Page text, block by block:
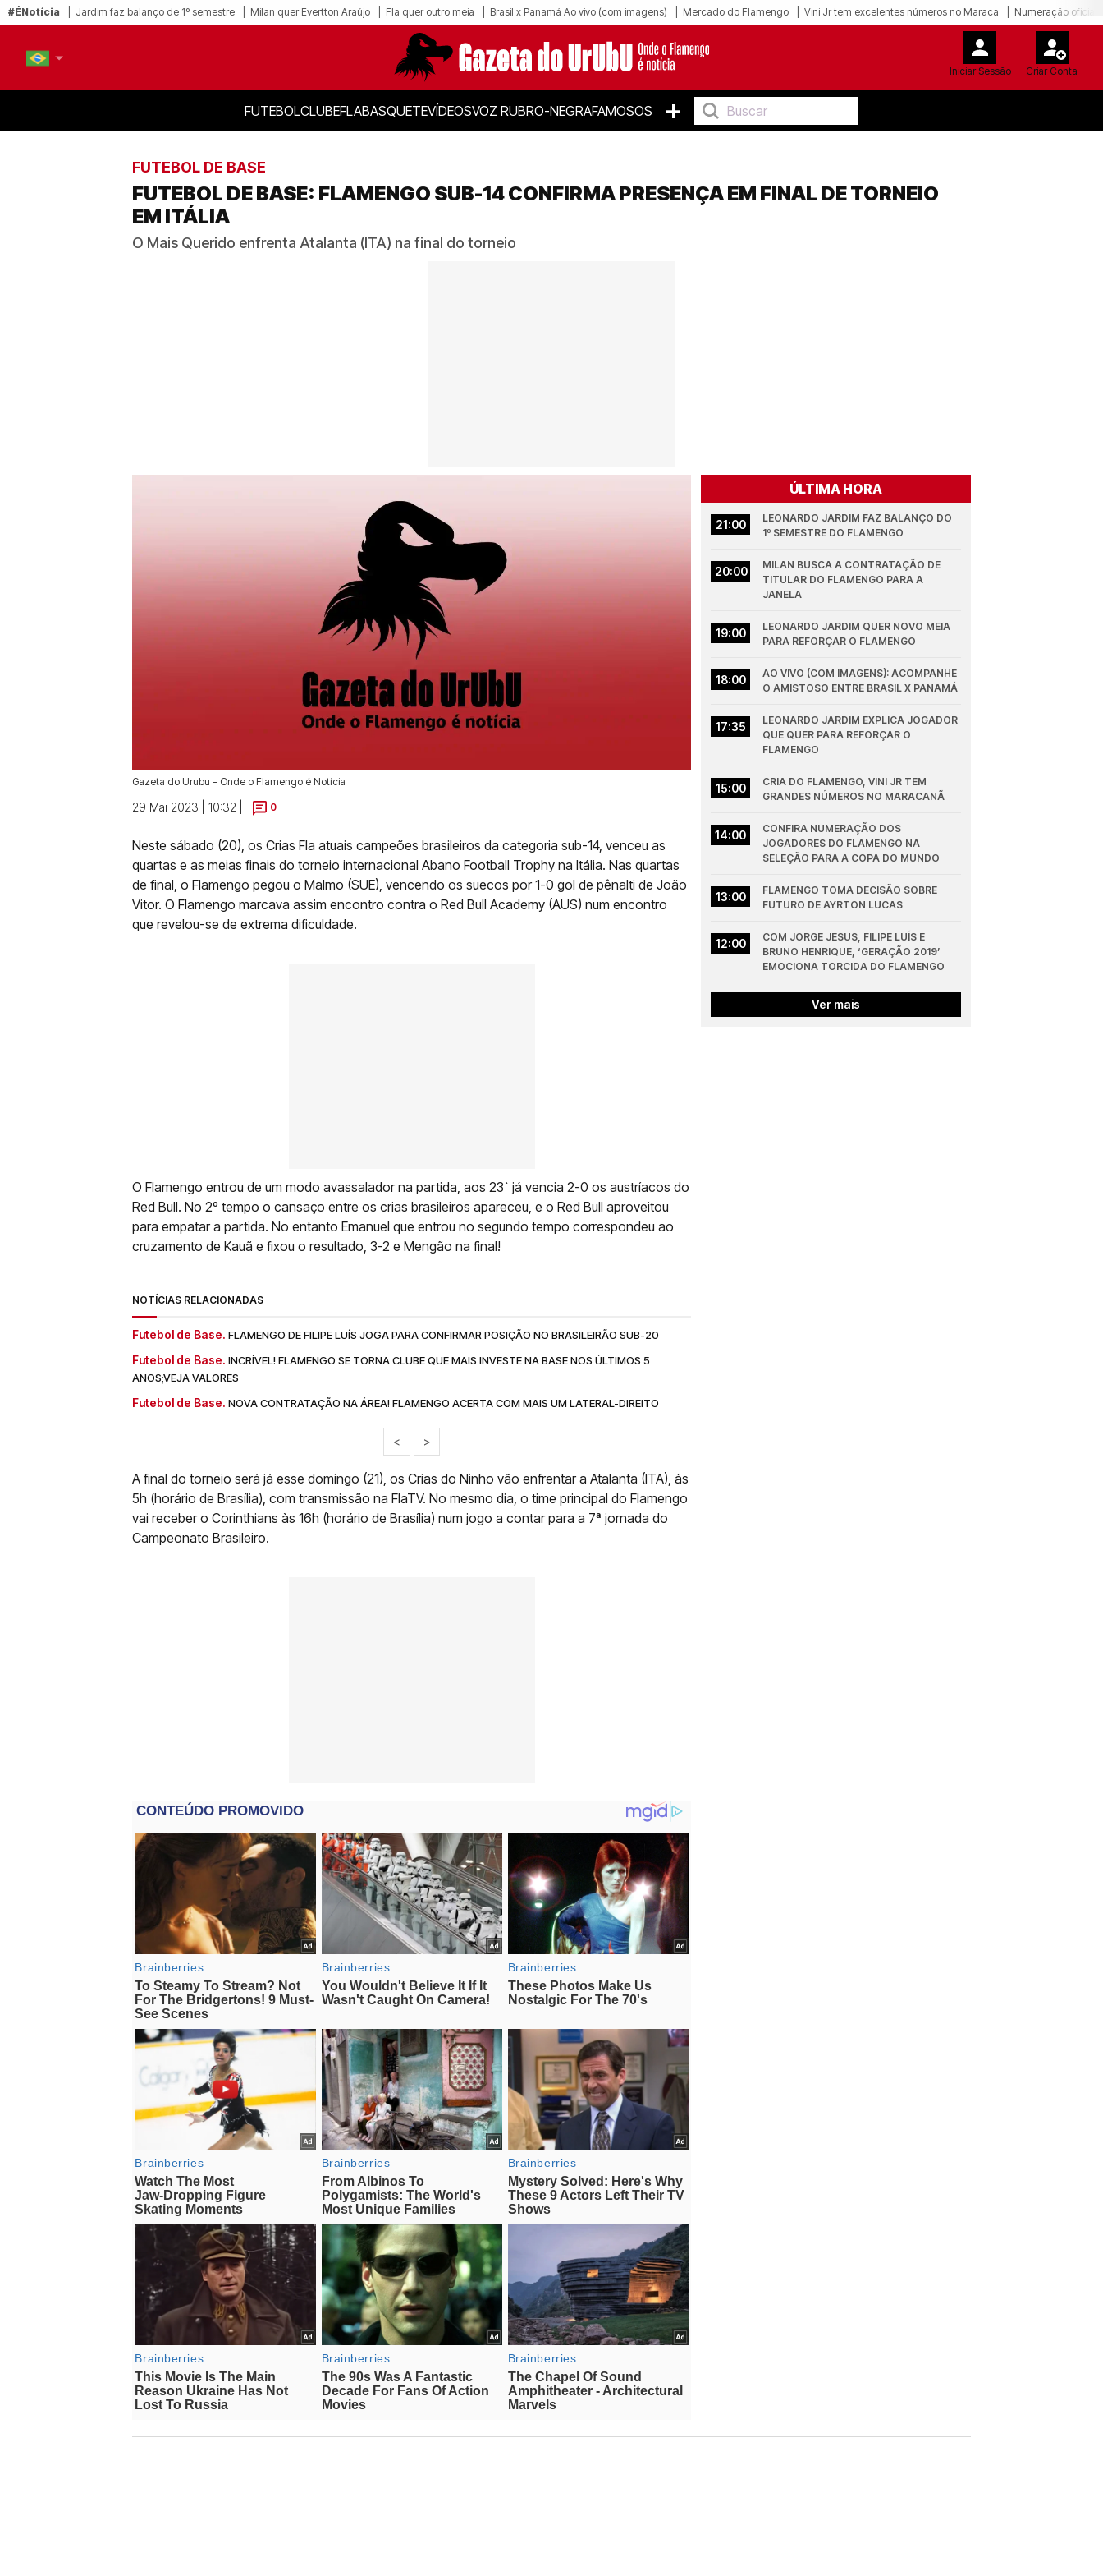
#ÉNotícia Jardim faz balanço de 1º semestre Milan quer Evertton Araújo Fla quer outro meia Brasil x Panamá Ao vivo (com imagens) Mercado do Flamengo Vini Jr tem excelentes números no Maraca Numeração oficial
Iniciar Sessão Criar Conta
FUTEBOLCLUBEFLABASQUETEVÍDEOSVOZ RUBRO-NEGRAFAMOSOS +
FUTEBOL DE BASE
FUTEBOL DE BASE: FLAMENGO SUB-14 CONFIRMA PRESENÇA EM FINAL DE TORNEIO
EM ITÁLIA
O Mais Querido enfrenta Atalanta (ITA) na final do torneio
Gazeta do Urubu – Onde o Flamengo é Notícia
29 Mai 2023 | 10:32 | 0
Neste sábado (20), os Crias Fla atuais campeões brasileiros da categoria sub-14, venceu as
quartas e as meias finais do torneio internacional Abano Football Trophy na Itália. Nas quartas
de final, o Flamengo pegou o Malmo (SUE), vencendo os suecos por 1-0 gol de pênalti de João
Vitor. O Flamengo marcava assim encontro contra o Red Bull Academy (AUS) num encontro
que revelou-se de extrema dificuldade.
O Flamengo entrou de um modo avassalador na partida, aos 23` já vencia 2-0 os austríacos do
Red Bull. No 2º tempo o cansaço entre os crias brasileiros apareceu, e o Red Bull aproveitou
para empatar a partida. No entanto Emanuel que entrou no segundo tempo correspondeu ao
cruzamento de Kauã e fixou o resultado, 3-2 e Mengão na final!
NOTÍCIAS RELACIONADAS
Futebol de Base. FLAMENGO DE FILIPE LUÍS JOGA PARA CONFIRMAR POSIÇÃO NO BRASILEIRÃO SUB-20
Futebol de Base. INCRÍVEL! FLAMENGO SE TORNA CLUBE QUE MAIS INVESTE NA BASE NOS ÚLTIMOS 5
ANOS;VEJA VALORES
Futebol de Base. NOVA CONTRATAÇÃO NA ÁREA! FLAMENGO ACERTA COM MAIS UM LATERAL-DIREITO
< >
A final do torneio será já esse domingo (21), os Crias do Ninho vão enfrentar a Atalanta (ITA), às
5h (horário de Brasília), com transmissão na FlaTV. No mesmo dia, o time principal do Flamengo
vai receber o Corinthians às 16h (horário de Brasília) num jogo a contar para a 7ª jornada do
Campeonato Brasileiro.
ÚLTIMA HORA
21:00
LEONARDO JARDIM FAZ BALANÇO DO
1º SEMESTRE DO FLAMENGO
20:00
MILAN BUSCA A CONTRATAÇÃO DE
TITULAR DO FLAMENGO PARA A
JANELA
19:00
LEONARDO JARDIM QUER NOVO MEIA
PARA REFORÇAR O FLAMENGO
18:00
AO VIVO (COM IMAGENS): ACOMPANHE
O AMISTOSO ENTRE BRASIL X PANAMÁ
17:35
LEONARDO JARDIM EXPLICA JOGADOR
QUE QUER PARA REFORÇAR O
FLAMENGO
15:00
CRIA DO FLAMENGO, VINI JR TEM
GRANDES NÚMEROS NO MARACANÃ
14:00
CONFIRA NUMERAÇÃO DOS
JOGADORES DO FLAMENGO NA
SELEÇÃO PARA A COPA DO MUNDO
13:00
FLAMENGO TOMA DECISÃO SOBRE
FUTURO DE AYRTON LUCAS
12:00
COM JORGE JESUS, FILIPE LUÍS E
BRUNO HENRIQUE, ‘GERAÇÃO 2019’
EMOCIONA TORCIDA DO FLAMENGO
Ver mais